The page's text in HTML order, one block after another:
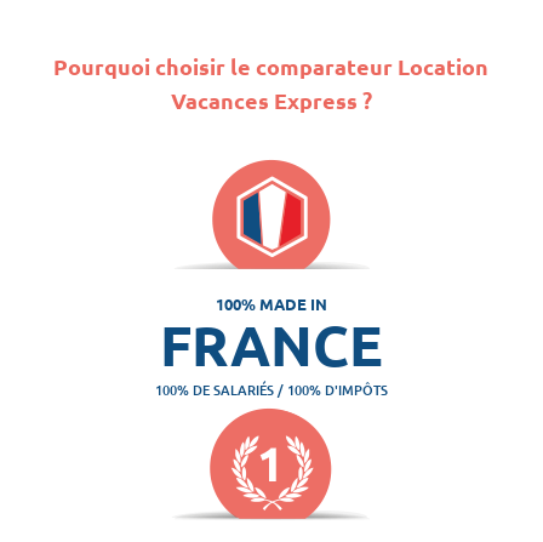
Pourquoi choisir le comparateur Location
Vacances Express ?
100% MADE IN
FRANCE
100% DE SALARIÉS / 100% D'IMPÔTS